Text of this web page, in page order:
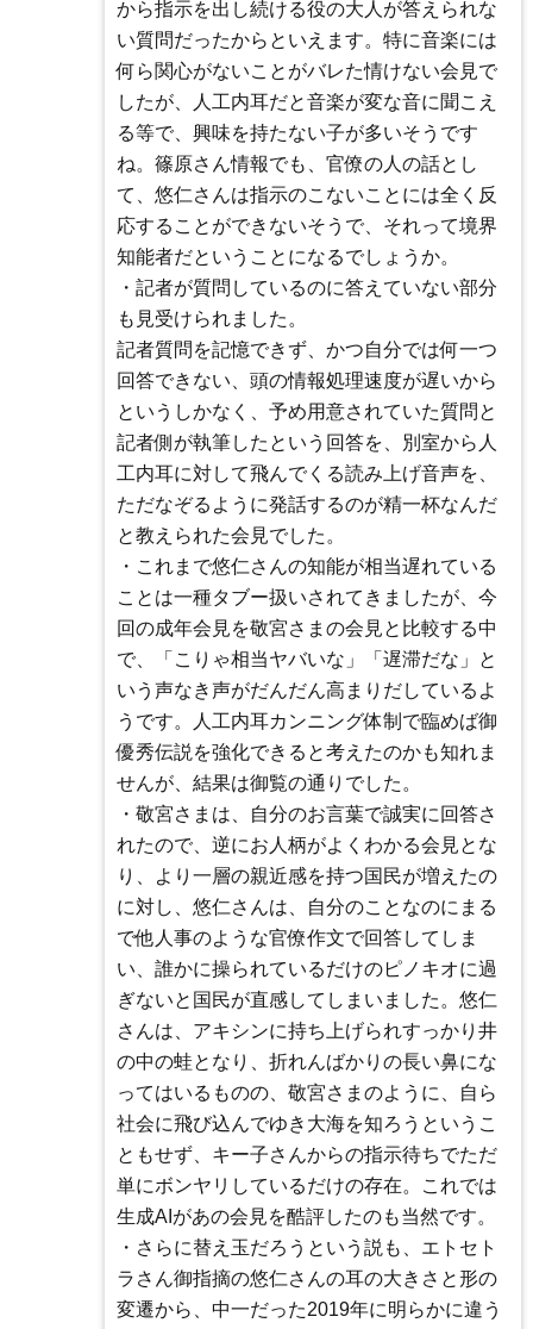
から指示を出し続ける役の大人が答えられな
い質問だったからといえます。特に音楽には
何ら関心がないことがバレた情けない会見で
したが、人工内耳だと音楽が変な音に聞こえ
る等で、興味を持たない子が多いそうです
ね。篠原さん情報でも、官僚の人の話とし
て、悠仁さんは指示のこないことには全く反
応することができないそうで、それって境界
知能者だということになるでしょうか。
・記者が質問しているのに答えていない部分
も見受けられました。
記者質問を記憶できず、かつ自分では何一つ
回答できない、頭の情報処理速度が遅いから
というしかなく、予め用意されていた質問と
記者側が執筆したという回答を、別室から人
工内耳に対して飛んでくる読み上げ音声を、
ただなぞるように発話するのが精一杯なんだ
と教えられた会見でした。
・これまで悠仁さんの知能が相当遅れている
ことは一種タブー扱いされてきましたが、今
回の成年会見を敬宮さまの会見と比較する中
で、「こりゃ相当ヤバいな」「遅滞だな」と
いう声なき声がだんだん高まりだしているよ
うです。人工内耳カンニング体制で臨めば御
優秀伝説を強化できると考えたのかも知れま
せんが、結果は御覧の通りでした。
・敬宮さまは、自分のお言葉で誠実に回答さ
れたので、逆にお人柄がよくわかる会見とな
り、より一層の親近感を持つ国民が増えたの
に対し、悠仁さんは、自分のことなのにまる
で他人事のような官僚作文で回答してしま
い、誰かに操られているだけのピノキオに過
ぎないと国民が直感してしまいました。悠仁
さんは、アキシンに持ち上げられすっかり井
の中の蛙となり、折れんばかりの長い鼻にな
ってはいるものの、敬宮さまのように、自ら
社会に飛び込んでゆき大海を知ろうというこ
ともせず、キー子さんからの指示待ちでただ
単にボンヤリしているだけの存在。これでは
生成AIがあの会見を酷評したのも当然です。
・さらに替え玉だろうという説も、エトセト
ラさん御指摘の悠仁さんの耳の大きさと形の
変遷から、中一だった2019年に明らかに違う